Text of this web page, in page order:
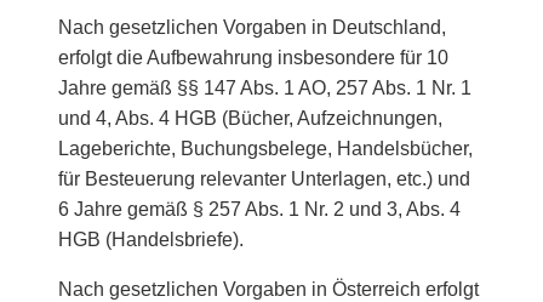
Nach gesetzlichen Vorgaben in Deutschland,
erfolgt die Aufbewahrung insbesondere für 10
Jahre gemäß §§ 147 Abs. 1 AO, 257 Abs. 1 Nr. 1
und 4, Abs. 4 HGB (Bücher, Aufzeichnungen,
Lageberichte, Buchungsbelege, Handelsbücher,
für Besteuerung relevanter Unterlagen, etc.) und
6 Jahre gemäß § 257 Abs. 1 Nr. 2 und 3, Abs. 4
HGB (Handelsbriefe).
Nach gesetzlichen Vorgaben in Österreich erfolgt